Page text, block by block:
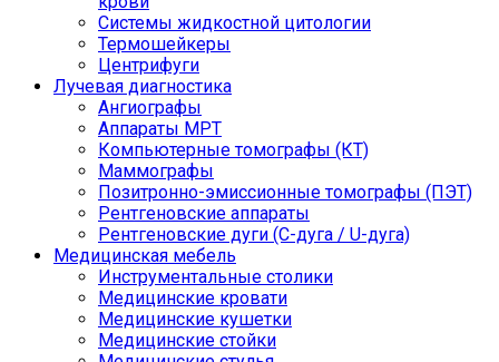
Системы жидкостной цитологии
Термошейкеры
Центрифуги
Лучевая диагностика
Ангиографы
Аппараты МРТ
Компьютерные томографы (КТ)
Маммографы
Позитронно-эмиссионные томографы (ПЭТ)
Рентгеновские аппараты
Рентгеновские дуги (С-дуга / U-дуга)
Медицинская мебель
Инструментальные столики
Медицинские кровати
Медицинские кушетки
Медицинские стойки